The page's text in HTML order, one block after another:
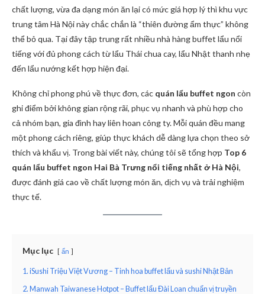
chất lượng, vừa đa dạng món ăn lại có mức giá hợp lý thì khu vực
trung tâm Hà Nội này chắc chắn là “thiên đường ẩm thực” không
thể bỏ qua. Tại đây tập trung rất nhiều nhà hàng buffet lẩu nổi
tiếng với đủ phong cách từ lẩu Thái chua cay, lẩu Nhật thanh nhẹ
đến lẩu nướng kết hợp hiện đại.
Không chỉ phong phú về thực đơn, các quán lẩu buffet ngon còn
ghi điểm bởi không gian rộng rãi, phục vụ nhanh và phù hợp cho
cả nhóm bạn, gia đình hay liên hoan công ty. Mỗi quán đều mang
một phong cách riêng, giúp thực khách dễ dàng lựa chọn theo sở
thích và khẩu vị. Trong bài viết này, chúng tôi sẽ tổng hợp Top 6
quán lẩu buffet ngon Hai Bà Trưng nổi tiếng nhất ở Hà Nội,
được đánh giá cao về chất lượng món ăn, dịch vụ và trải nghiệm
thực tế.
Mục lục ẩn
1. iSushi Triệu Việt Vương – Tinh hoa buffet lẩu và sushi Nhật Bản
2. Manwah Taiwanese Hotpot – Buffet lẩu Đài Loan chuẩn vị truyền